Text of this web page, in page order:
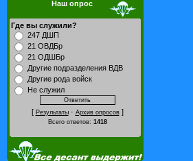
Наш опрос
Где вы служили?
247 ДШП
21 ОВДБр
21 ОДШБр
Другие подразделения ВДВ
Другие рода войск
Не служил
[ Результаты· Архив опросов]
Всего ответов: 1418